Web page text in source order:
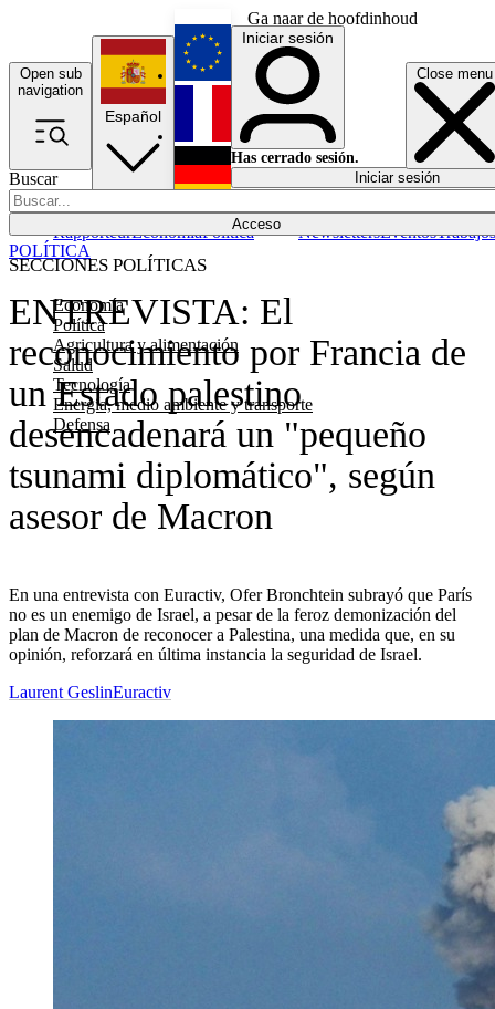
Ga naar de hoofdinhoud
Open sub
navigation
Close menu
Buscar
Acceso
SECCIONES POLÍTICAS
Economía
Política
Agricultura y alimentación
Salud
Tecnología
Energía, medio ambiente y transporte
Defensa
RapporteurEconomíaPolítica NewslettersEventosTrabajos
Español
English
Français
Iniciar sesión
Has cerrado sesión.
Iniciar sesión
ENTREVISTA: El
reconocimiento por Francia de
un Estado palestino
desencadenará un "pequeño
tsunami diplomático", según
asesor de Macron
En una entrevista con Euractiv, Ofer Bronchtein subrayó que París
no es un enemigo de Israel, a pesar de la feroz demonización del
plan de Macron de reconocer a Palestina, una medida que, en su
opinión, reforzará en última instancia la seguridad de Israel.
POLÍTICA
Laurent GeslinEuractiv